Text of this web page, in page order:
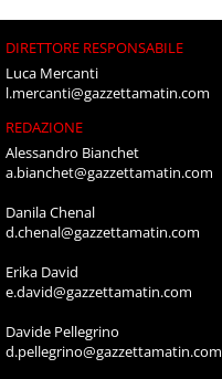
DIRETTORE RESPONSABILE
Luca Mercanti
l.mercanti@gazzettamatin.com
REDAZIONE
Alessandro Bianchet
a.bianchet@gazzettamatin.com
Danila Chenal
d.chenal@gazzettamatin.com
Erika David
e.david@gazzettamatin.com
Davide Pellegrino
d.pellegrino@gazzettamatin.com